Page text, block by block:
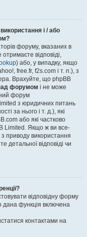
і / або
форуму, вказаних в
відповіді,
) або, у випадку, якщо
free.fr, f2s.com і т. п.), з
Врахуйте, що phpBB
форумом і не може
форум
з юридичних питань
за нього і т. д.), які
або які частково
Limited. Якщо ж ви все-
приводу використання
детальної відповіді чи
відповідну форму
дана функція включена
контактами на